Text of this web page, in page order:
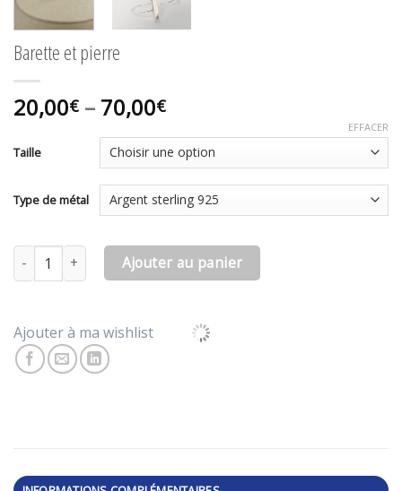
Barette et pierre
20,00€ – 70,00€
Taille
Type de métal
EFFACER
quantité de Barette et pierreAjouter au panier
Ajouter à ma wishlist